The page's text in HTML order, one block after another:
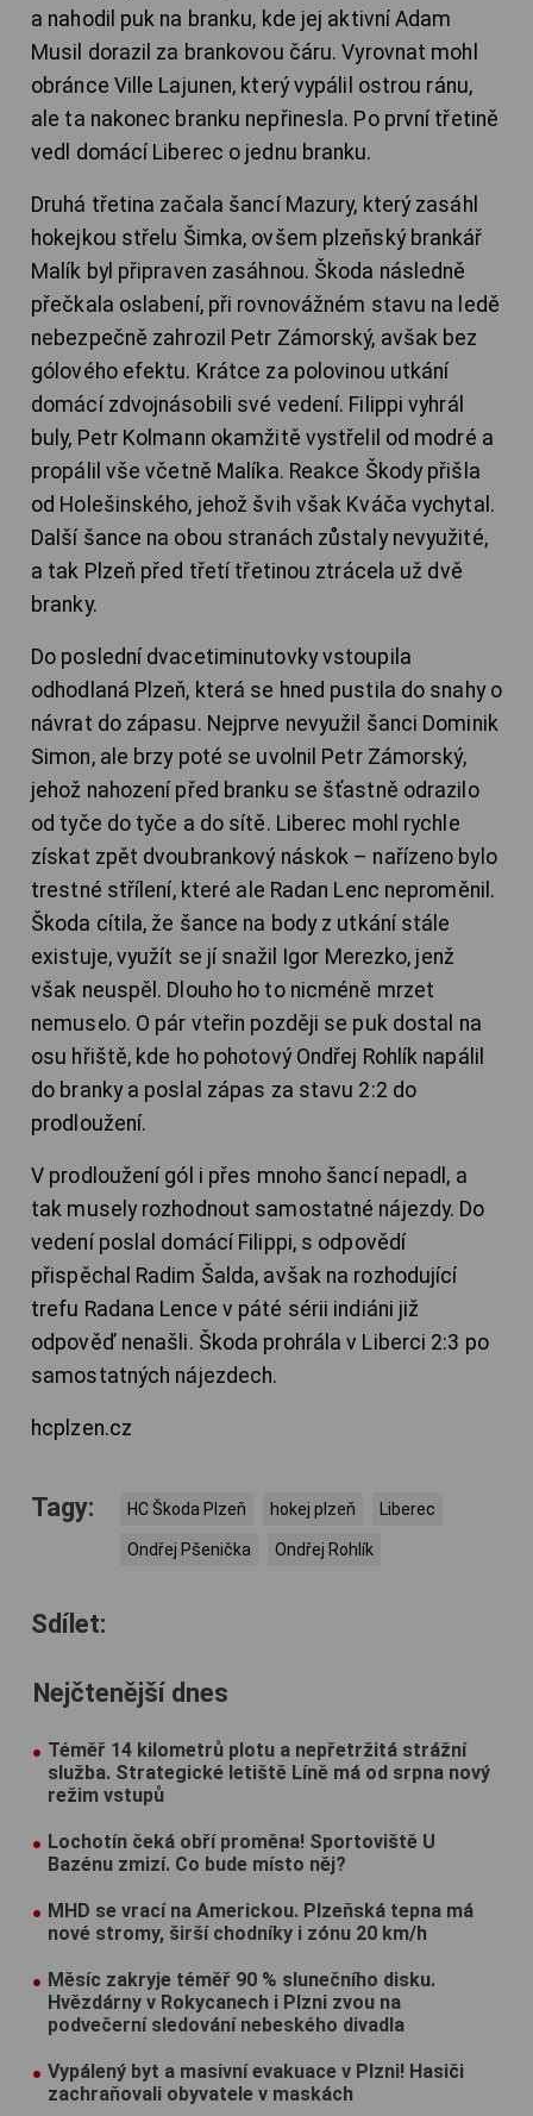
a nahodil puk na branku, kde jej aktivní Adam
Musil dorazil za brankovou čáru. Vyrovnat mohl
obránce Ville Lajunen, který vypálil ostrou ránu,
ale ta nakonec branku nepřinesla. Po první třetině
vedl domácí Liberec o jednu branku.
Druhá třetina začala šancí Mazury, který zasáhl
hokejkou střelu Šimka, ovšem plzeňský brankář
Malík byl připraven zasáhnou. Škoda následně
přečkala oslabení, při rovnovážném stavu na ledě
nebezpečně zahrozil Petr Zámorský, avšak bez
gólového efektu. Krátce za polovinou utkání
domácí zdvojnásobili své vedení. Filippi vyhrál
buly, Petr Kolmann okamžitě vystřelil od modré a
propálil vše včetně Malíka. Reakce Škody přišla
od Holešinského, jehož švih však Kváča vychytal.
Další šance na obou stranách zůstaly nevyužité,
a tak Plzeň před třetí třetinou ztrácela už dvě
branky.
Do poslední dvacetiminutovky vstoupila
odhodlaná Plzeň, která se hned pustila do snahy o
návrat do zápasu. Nejprve nevyužil šanci Dominik
Simon, ale brzy poté se uvolnil Petr Zámorský,
jehož nahození před branku se šťastně odrazilo
od tyče do tyče a do sítě. Liberec mohl rychle
získat zpět dvoubrankový náskok – nařízeno bylo
trestné střílení, které ale Radan Lenc neproměnil.
Škoda cítila, že šance na body z utkání stále
existuje, využít se jí snažil Igor Merezko, jenž
však neuspěl. Dlouho ho to nicméně mrzet
nemuselo. O pár vteřin později se puk dostal na
osu hřiště, kde ho pohotový Ondřej Rohlík napálil
do branky a poslal zápas za stavu 2:2 do
prodloužení.
V prodloužení gól i přes mnoho šancí nepadl, a
tak musely rozhodnout samostatné nájezdy. Do
vedení poslal domácí Filippi, s odpovědí
přispěchal Radim Šalda, avšak na rozhodující
trefu Radana Lence v páté sérii indiáni již
odpověď nenašli. Škoda prohrála v Liberci 2:3 po
samostatných nájezdech.
hcplzen.cz
Tagy: HC Škoda Plzeň hokej plzeň Liberec
Ondřej Pšenička Ondřej Rohlík
Sdílet:
Nejčtenější dnes
Téměř 14 kilometrů plotu a nepřetržitá strážní
služba. Strategické letiště Líně má od srpna nový
režim vstupů
Lochotín čeká obří proměna! Sportoviště U
Bazénu zmizí. Co bude místo něj?
MHD se vrací na Americkou. Plzeňská tepna má
nové stromy, širší chodníky i zónu 20 km/h
Měsíc zakryje téměř 90 % slunečního disku.
Hvězdárny v Rokycanech i Plzni zvou na
podvečerní sledování nebeského divadla
Vypálený byt a masivní evakuace v Plzni! Hasiči
zachraňovali obyvatele v maskách